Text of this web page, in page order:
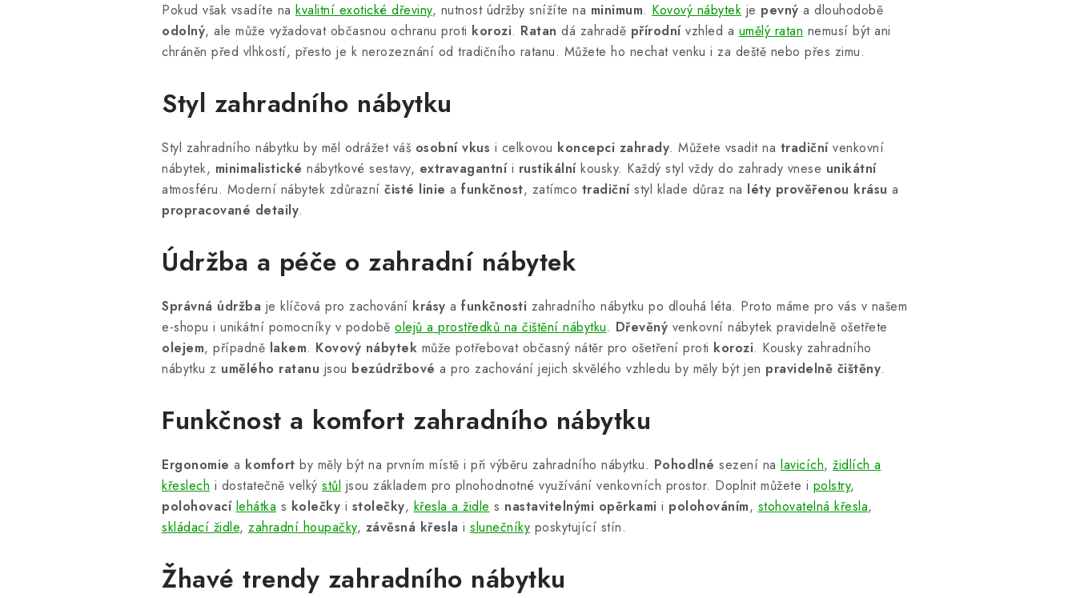
Pokud však vsadíte na kvalitní exotické dřeviny, nutnost údržby snížíte na minimum. Kovový nábytek je pevný a dlouhodobě
odolný, ale může vyžadovat občasnou ochranu proti korozi. Ratan dá zahradě přírodnívzhled a umělý ratan nemusí být ani
chráněn před vlhkostí, přesto je k nerozeznání od tradičního ratanu. Můžete ho nechat venku i za deště nebo přes zimu.
Styl zahradního nábytku
Styl zahradního nábytku by měl odrážet váš osobní vkus i celkovou koncepci zahrady. Můžete vsadit na tradičnívenkovní
nábytek, minimalistické nábytkové sestavy, extravagantníi rustikálníkousky. Každý styl vždy do zahrady vnese unikátní
atmosféru. Moderní nábytek zdůrazní čisté linie a funkčnost, zatímco tradičnístyl klade důraz na léty prověřenou krásu a
propracované detaily.
Údržba a péče o zahradní nábytek
Správná údržba je klíčová pro zachování krásy a funkčnosti zahradního nábytku po dlouhá léta. Proto máme pro vás v našem
e-shopu i unikátní pomocníky v podobě olejů a prostředků na čištění nábytku. Dřevěný venkovní nábytek pravidelně ošetřete
olejem, případně lakem. Kovový nábytek může potřebovat občasný nátěr pro ošetření proti korozi. Kousky zahradního
nábytku z umělého ratanu jsou bezúdržbové a pro zachování jejich skvělého vzhledu by měly být jen pravidelně čištěny.
Funkčnost a komfort zahradního nábytku
Ergonomie a komfort by měly být na prvním místě i při výběru zahradního nábytku. Pohodlné sezení na lavicích, židlích a
křeslech i dostatečně velký stůl jsou základem pro plnohodnotné využívání venkovních prostor. Doplnit můžete i polstry,
polohovací lehátka s kolečky i stolečky, křesla a židle s nastavitelnými opěrkami i polohováním, stohovatelná křesla,
skládací židle, zahradní houpačky, závěsná křesla i slunečníky poskytující stín.
Žhavé trendy zahradního nábytku